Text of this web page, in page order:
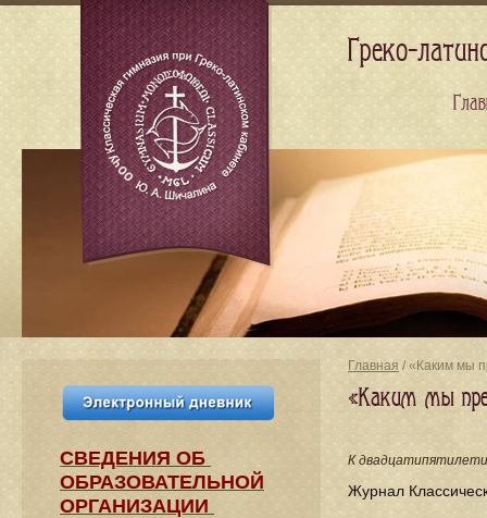
Главная / «Каким мы
«Каким мы
К
Журнал
СВЕДЕНИЯ​ ОБ
ОБРАЗОВАТЕЛЬНОЙ
ОРГАНИЗАЦИИ
Греко-